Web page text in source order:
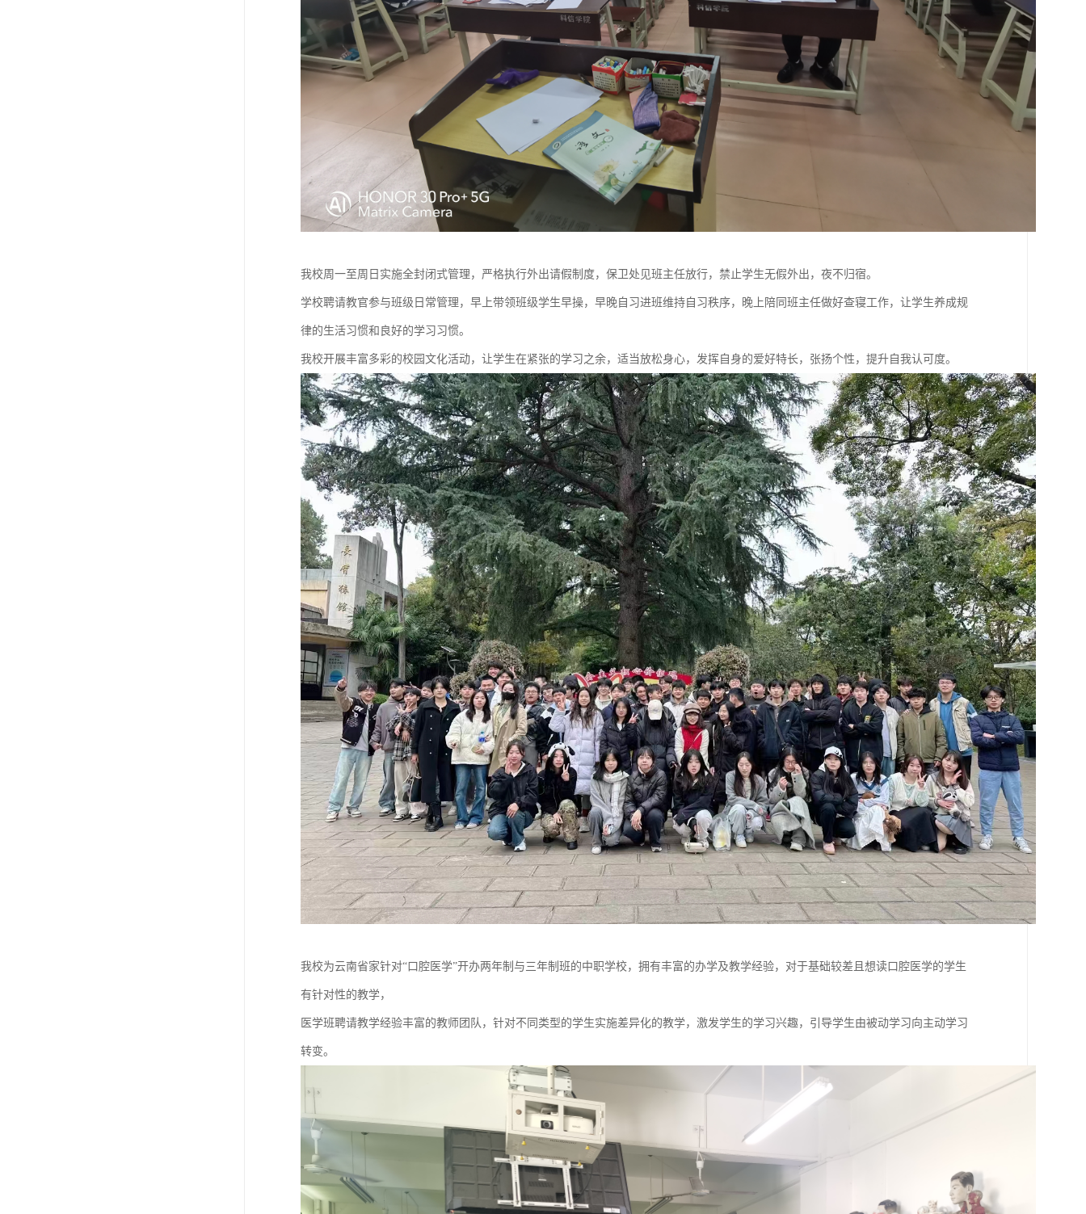
我校周一至周日实施全封闭式管理，严格执行外出请假制度，保卫处见班主任放行，禁止学生无假外出，夜不归宿。
学校聘请教官参与班级日常管理，早上带领班级学生早操，早晚自习进班维持自习秩序，晚上陪同班主任做好查寝工作，让学生养成规
律的生活习惯和良好的学习习惯。
我校开展丰富多彩的校园文化活动，让学生在紧张的学习之余，适当放松身心，发挥自身的爱好特长，张扬个性，提升自我认可度。
我校为云南省家针对“口腔医学”开办两年制与三年制班的中职学校，拥有丰富的办学及教学经验，对于基础较差且想读口腔医学的学生
有针对性的教学，
医学班聘请教学经验丰富的教师团队，针对不同类型的学生实施差异化的教学，激发学生的学习兴趣，引导学生由被动学习向主动学习
转变。